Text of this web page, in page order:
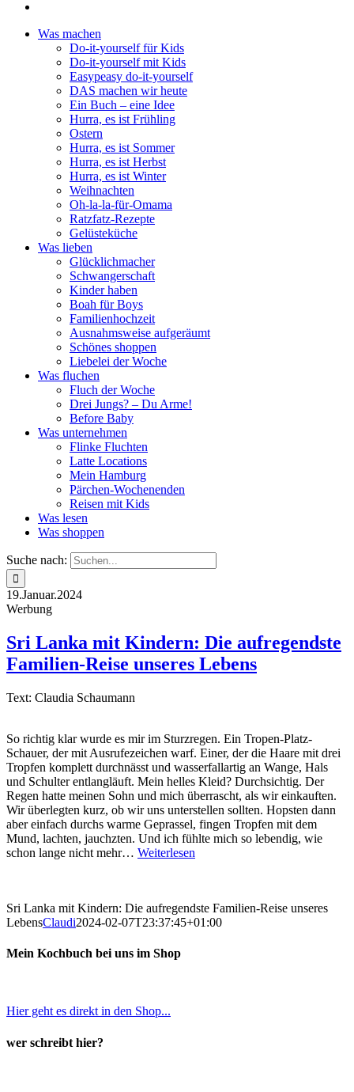
Was machen
Do-it-yourself für Kids
Do-it-yourself mit Kids
Easypeasy do-it-yourself
DAS machen wir heute
Ein Buch – eine Idee
Hurra, es ist Frühling
Ostern
Hurra, es ist Sommer
Hurra, es ist Herbst
Hurra, es ist Winter
Weihnachten
Oh-la-la-für-Omama
Ratzfatz-Rezepte
Gelüsteküche
Was lieben
Glücklichmacher
Schwangerschaft
Kinder haben
Boah für Boys
Familienhochzeit
Ausnahmsweise aufgeräumt
Schönes shoppen
Liebelei der Woche
Was fluchen
Fluch der Woche
Drei Jungs? – Du Arme!
Before Baby
Was unternehmen
Flinke Fluchten
Latte Locations
Mein Hamburg
Pärchen-Wochenenden
Reisen mit Kids
Was lesen
Was shoppen
Suche nach:
19.Januar.2024
Werbung
Sri Lanka mit Kindern: Die aufregendste
Familien-Reise unseres Lebens
Text: Claudia Schaumann
So richtig klar wurde es mir im Sturzregen. Ein Tropen-Platz-
Schauer, der mit Ausrufezeichen warf. Einer, der die Haare mit drei
Tropfen komplett durchnässt und wasserfallartig an Wange, Hals
und Schulter entlangläuft. Mein helles Kleid? Durchsichtig. Der
Regen hatte meinen Sohn und mich überrascht, als wir einkauften.
Wir überlegten kurz, ob wir uns unterstellen sollten. Hopsten dann
aber einfach durchs warme Geprassel, fingen Tropfen mit dem
Mund, lachten, jauchzten. Und ich fühlte mich so lebendig, wie
schon lange nicht mehr… Weiterlesen
Sri Lanka mit Kindern: Die aufregendste Familien-Reise unseres
LebensClaudi2024-02-07T23:37:45+01:00
Mein Kochbuch bei uns im Shop
Hier geht es direkt in den Shop...
wer schreibt hier?